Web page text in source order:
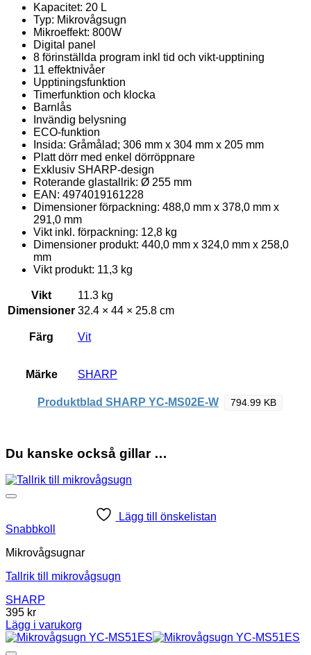
Kapacitet: 20 L
Typ: Mikrovågsugn
Mikroeffekt: 800W
Digital panel
8 förinställda program inkl tid och vikt-upptining
11 effektnivåer
Upptiningsfunktion
Timerfunktion och klocka
Barnlås
Invändig belysning
ECO-funktion
Insida: Gråmålad; 306 mm x 304 mm x 205 mm
Platt dörr med enkel dörröppnare
Exklusiv SHARP-design
Roterande glastallrik: Ø 255 mm
EAN: 4974019161228
Dimensioner förpackning: 488,0 mm x 378,0 mm x
291,0 mm
Vikt inkl. förpackning: 12,8 kg
Dimensioner produkt: 440,0 mm x 324,0 mm x 258,0
mm
Vikt produkt: 11,3 kg
Vikt
11.3 kg
Dimensioner 32.4 × 44 × 25.8 cm
Färg Vit
Märke SHARP
Produktblad SHARP YC-MS02E-W 794.99 KB
Du kanske också gillar …
Lägg till önskelistan
Snabbkoll
Mikrovågsugnar
Tallrik till mikrovågsugn
SHARP
395 kr
Lägg i varukorg